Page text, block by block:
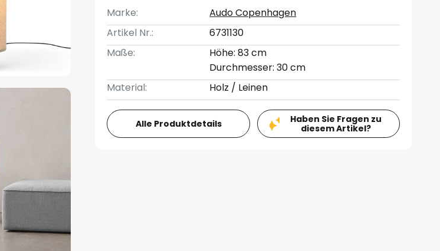
Marke:
Audo Copenhagen
Artikel Nr.:
6731130
Maße:
Höhe: 83 cm
Durchmesser: 30 cm
Material:
Holz / Leinen
Alle Produktdetails
Haben Sie Fragen zu
diesem Artikel?